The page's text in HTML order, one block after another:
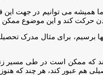
همیشه می توانیم در جهت
حرکت کند و این موضوع
برسیم، برای مثال
که ممکن است در طی مسیر
هم عبور کند، هر چند که